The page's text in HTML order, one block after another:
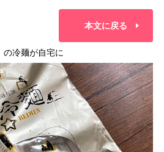
本文に戻る
の冷麺が自宅に